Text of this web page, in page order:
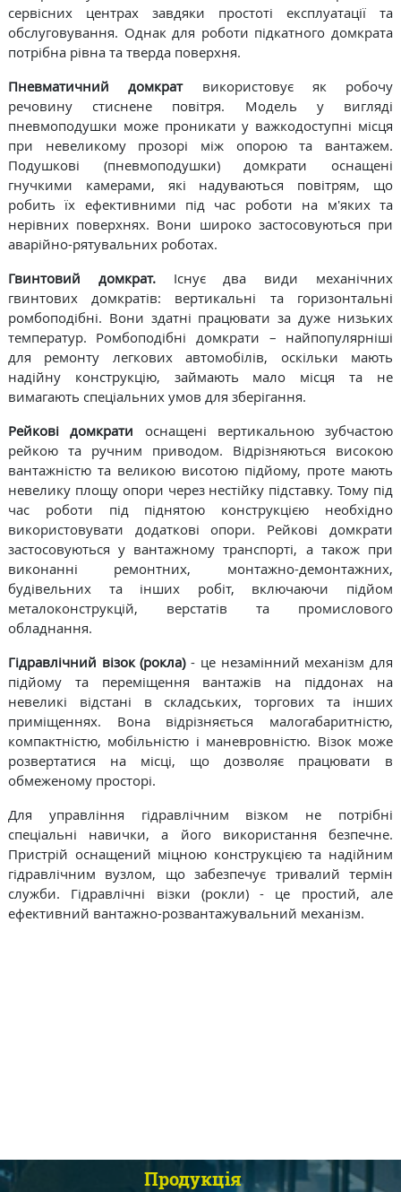
сервісних центрах завдяки простоті експлуатації та
обслуговування. Однак для роботи підкатного домкрата
потрібна рівна та тверда поверхня.
Пневматичний домкратвикористовує як робочу
речовину стиснене повітря. Модель у вигляді
пневмоподушки може проникати у важкодоступні місця
при невеликому прозорі між опорою та вантажем.
Подушкові (пневмоподушки) домкрати оснащені
гнучкими камерами, які надуваються повітрям, що
робить їх ефективними під час роботи на м'яких та
нерівних поверхнях. Вони широко застосовуються при
аварійно-рятувальних роботах.
Гвинтовий домкрат.Існує два види механічних
гвинтових домкратів: вертикальні та горизонтальні
ромбоподібні. Вони здатні працювати за дуже низьких
температур. Ромбоподібні домкрати – найпопулярніші
для ремонту легкових автомобілів, оскільки мають
надійну конструкцію, займають мало місця та не
вимагають спеціальних умов для зберігання.
Рейкові домкрати оснащені вертикальною зубчастою
рейкою та ручним приводом. Відрізняються високою
вантажністю та великою висотою підйому, проте мають
невелику площу опори через нестійку підставку. Тому під
час роботи під піднятою конструкцією необхідно
використовувати додаткові опори. Рейкові домкрати
застосовуються у вантажному транспорті, а також при
виконанні ремонтних, монтажно-демонтажних,
будівельних та інших робіт, включаючи підйом
металоконструкцій, верстатів та промислового
обладнання.
Гідравлічний візок (рокла)- це незамінний механізм для
підйому та переміщення вантажів на піддонах на
невеликі відстані в складських, торгових та інших
приміщеннях. Вона відрізняється малогабаритністю,
компактністю, мобільністю і маневровністю. Візок може
розвертатися на місці, що дозволяє працювати в
обмеженому просторі.
Для управління гідравлічним візком не потрібні
спеціальні навички, а його використання безпечне.
Пристрій оснащений міцною конструкцією та надійним
гідравлічним вузлом, що забезпечує тривалий термін
служби. Гідравлічні візки (рокли) - це простий, але
ефективний вантажно-розвантажувальний механізм.
Продукція